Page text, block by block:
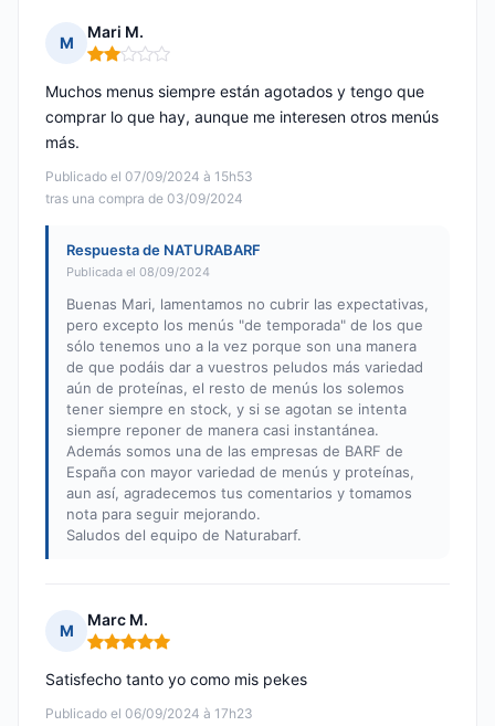
M
Mari M.
Nota: 2 de 5
Publicado el 07/09/2024 à 15h53
tras una compra de 03/09/2024
Muchos menus siempre están agotados y tengo que
comprar lo que hay, aunque me interesen otros menús
más.
Respuesta de NATURABARF
Publicada el 08/09/2024
Buenas Mari, lamentamos no cubrir las expectativas,
pero excepto los menús "de temporada" de los que
sólo tenemos uno a la vez porque son una manera
de que podáis dar a vuestros peludos más variedad
aún de proteínas, el resto de menús los solemos
tener siempre en stock, y si se agotan se intenta
siempre reponer de manera casi instantánea.
Además somos una de las empresas de BARF de
España con mayor variedad de menús y proteínas,
aun así, agradecemos tus comentarios y tomamos
nota para seguir mejorando.
Saludos del equipo de Naturabarf.
M
Marc M.
Nota: 5 de 5
Publicado el 06/09/2024 à 17h23
Satisfecho tanto yo como mis pekes